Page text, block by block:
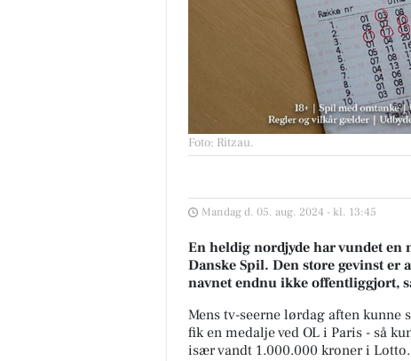
Foto: Ritzau.
Mandag d. 05. aug. 2024 - kl. 13:45
En heldig nordjyde har vundet
Danske Spil. Den store gevinst er
navnet endnu ikke offentliggjort,
Mens tv-seerne lørdag aften
fik en medalje ved OL i Paris - så
især vandt 1.000.000 kroner i Lotto.